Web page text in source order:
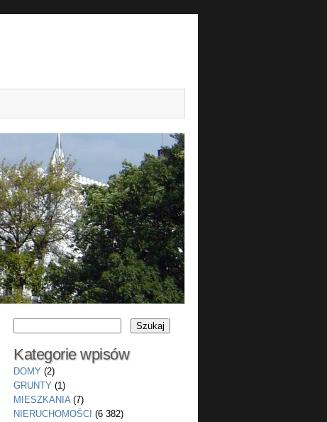
Kategorie wpisów
DOMY (2)
GRUNTY (1)
MIESZKANIA(7)
NIERUCHOMOŚCI (6 382)